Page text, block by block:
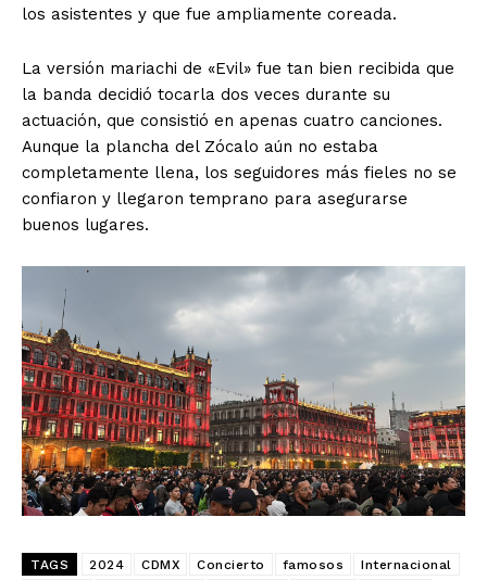
El Suplemento
los asistentes y que fue ampliamente coreada.
La versión mariachi de «Evil» fue tan bien recibida que
la banda decidió tocarla dos veces durante su
actuación, que consistió en apenas cuatro canciones.
Aunque la plancha del Zócalo aún no estaba
completamente llena, los seguidores más fieles no se
confiaron y llegaron temprano para asegurarse
buenos lugares.
TAGS 2024 CDMX Concierto famosos
Internacional